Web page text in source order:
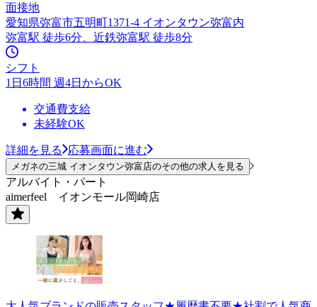
面接地
愛知県弥富市五明町1371-4 イオンタウン弥富内
弥富駅 徒歩6分、近鉄弥富駅 徒歩8分
シフト
1日6時間 週4日からOK
交通費支給
未経験OK
詳細を見る 応募画面に進む
メガネの三城 イオンタウン弥富店のその他の求人を見る
アルバイト・パート
aimerfeel イオンモール岡崎店